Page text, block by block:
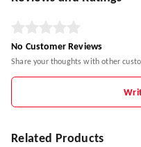
No Customer Reviews
Share your thoughts with other
Related Products